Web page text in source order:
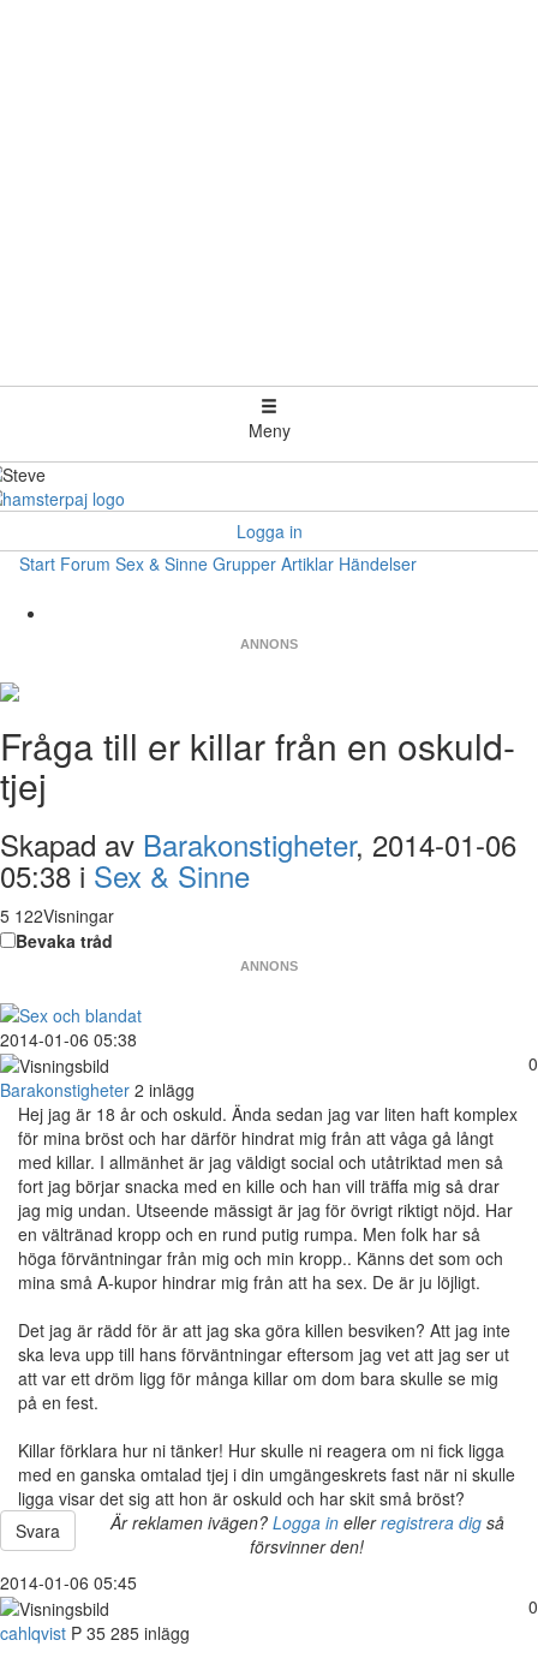
Meny
Logga in
Start Forum Sex & Sinne Grupper Artiklar Händelser
ANNONS
Fråga till er killar från en oskuld-
tjej
Skapad av Barakonstigheter, 2014-01-06
05:38 i Sex & Sinne
5 122Visningar
Bevaka tråd
ANNONS
2014-01-06 05:38
0
Barakonstigheter 2 inlägg
Hej jag är 18 år och oskuld. Ända sedan jag var liten haft komplex
för mina bröst och har därför hindrat mig från att våga gå långt
med killar. I allmänhet är jag väldigt social och utåtriktad men så
fort jag börjar snacka med en kille och han vill träffa mig så drar
jag mig undan. Utseende mässigt är jag för övrigt riktigt nöjd. Har
en vältränad kropp och en rund putig rumpa. Men folk har så
höga förväntningar från mig och min kropp.. Känns det som och
mina små A-kupor hindrar mig från att ha sex. De är ju löjligt.
Det jag är rädd för är att jag ska göra killen besviken? Att jag inte
ska leva upp till hans förväntningar eftersom jag vet att jag ser ut
att var ett dröm ligg för många killar om dom bara skulle se mig
på en fest.
Killar förklara hur ni tänker! Hur skulle ni reagera om ni fick ligga
med en ganska omtalad tjej i din umgängeskrets fast när ni skulle
ligga visar det sig att hon är oskuld och har skit små bröst?
Svara
Är reklamen ivägen? Logga inellerregistrera digså
försvinner den!
2014-01-06 05:45
0
cahlqvist P 35 285 inlägg